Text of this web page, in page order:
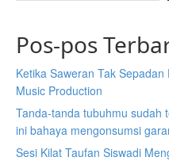
Pos-pos
Ketika Saweran Tak
Music Production
Tanda-tanda tubuhmu sudah
ini bahaya mengonsumsi
Sesi Kilat Taufan Siswadi